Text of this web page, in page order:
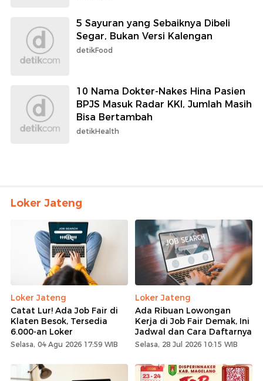
5 Sayuran yang Sebaiknya Dibeli
Segar, Bukan Versi Kalengan
detikFood
10 Nama Dokter-Nakes Hina Pasien
BPJS Masuk Radar KKI, Jumlah Masih
Bisa Bertambah
detikHealth
Loker Jateng
Loker Jateng
Catat Lur! Ada Job Fair di
Klaten Besok, Tersedia
6.000-an Loker
Selasa, 04 Agu 2026 17:59 WIB
Loker Jateng
Ada Ribuan Lowongan
Kerja di Job Fair Demak, Ini
Jadwal dan Cara Daftarnya
Selasa, 28 Jul 2026 10:15 WIB